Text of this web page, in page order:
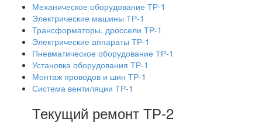
Механическое оборудование ТР-1
Электрические машины ТР-1
Трансформаторы, дроссели ТР-1
Электрические аппараты ТР-1
Пневматическое оборудование ТР-1
Установка оборудования ТР-1
Монтаж проводов и шин ТР-1
Система вентиляции ТР-1
Текущий ремонт ТР-2